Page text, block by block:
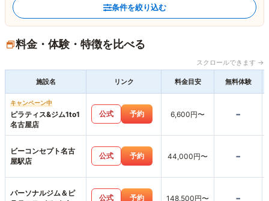
条件を絞り込む
料金・体験・特徴を比べる
スクロールできます →
施設名 リンク 料金目安 無料体験
キャンペーン中
ピラティス&ジム1to1
名古屋店
公式 予約 6,600円〜 -
ビーコンセプト名古
屋駅店
公式 予約 44,000円〜 -
パーソナルジム＆ピ
公式 予約 148,500円〜